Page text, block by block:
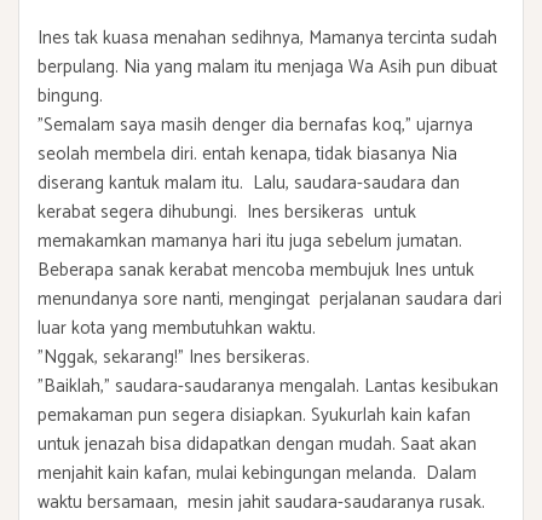
Ines tak kuasa menahan sedihnya, Mamanya tercinta sudah
berpulang. Nia yang malam itu menjaga Wa Asih pun dibuat
bingung.
"Semalam saya masih denger dia bernafas koq," ujarnya
seolah membela diri. entah kenapa, tidak biasanya Nia
diserang kantuk malam itu. Lalu, saudara-saudara dan
kerabat segera dihubungi. Ines bersikeras untuk
memakamkan mamanya hari itu juga sebelum jumatan.
Beberapa sanak kerabat mencoba membujuk Ines untuk
menundanya sore nanti, mengingat perjalanan saudara dari
luar kota yang membutuhkan waktu.
"Nggak, sekarang!" Ines bersikeras.
"Baiklah," saudara-saudaranya mengalah. Lantas kesibukan
pemakaman pun segera disiapkan. Syukurlah kain kafan
untuk jenazah bisa didapatkan dengan mudah. Saat akan
menjahit kain kafan, mulai kebingungan melanda. Dalam
waktu bersamaan, mesin jahit saudara-saudaranya rusak.